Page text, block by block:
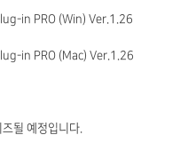
in PRO (Win) Ver.1.26
in PRO (Mac) Ver.1.26
될 예정입니다.